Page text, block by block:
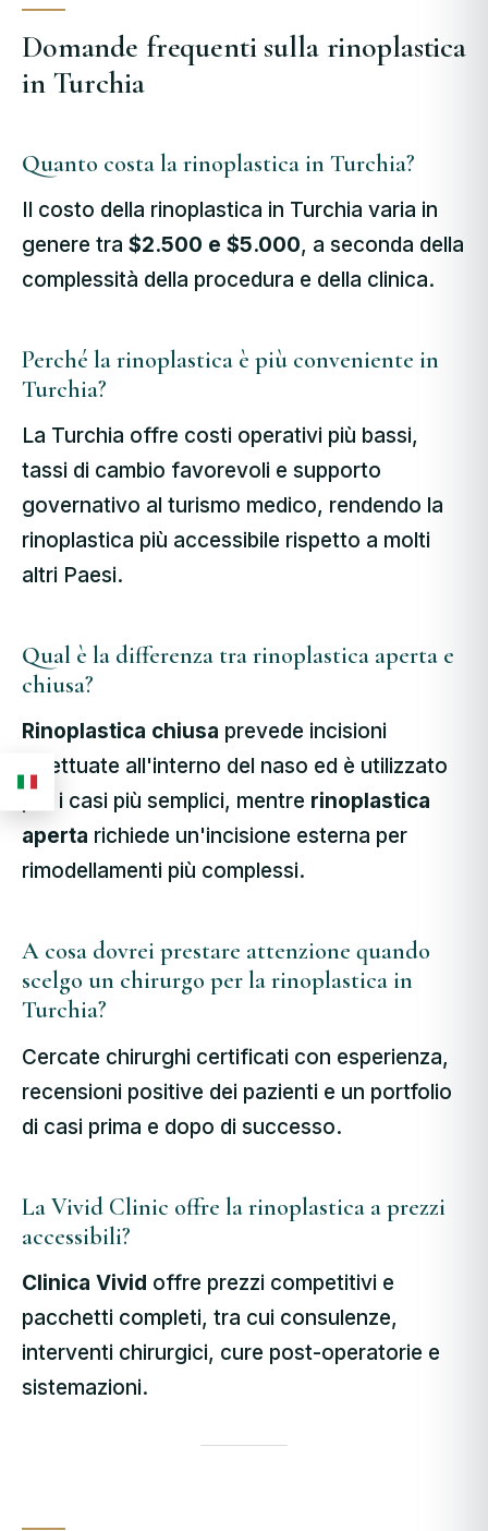
Domande frequenti sulla rinoplastica
in Turchia
Quanto costa la rinoplastica in Turchia?
Il costo della rinoplastica in Turchia varia in
genere tra $2.500 e $5.000, a seconda della
complessità della procedura e della clinica.
Perché la rinoplastica è più conveniente in
Turchia?
La Turchia offre costi operativi più bassi,
tassi di cambio favorevoli e supporto
governativo al turismo medico, rendendo la
rinoplastica più accessibile rispetto a molti
altri Paesi.
Qual è la differenza tra rinoplastica aperta e
chiusa?
Rinoplastica chiusa prevede incisioni
effettuate all'interno del naso ed è utilizzato
per i casi più semplici, mentre rinoplastica
aperta richiede un'incisione esterna per
rimodellamenti più complessi.
A cosa dovrei prestare attenzione quando
scelgo un chirurgo per la rinoplastica in
Turchia?
Cercate chirurghi certificati con esperienza,
recensioni positive dei pazienti e un portfolio
di casi prima e dopo di successo.
La Vivid Clinic offre la rinoplastica a prezzi
accessibili?
Clinica Vivid offre prezzi competitivi e
pacchetti completi, tra cui consulenze,
interventi chirurgici, cure post-operatorie e
sistemazioni.